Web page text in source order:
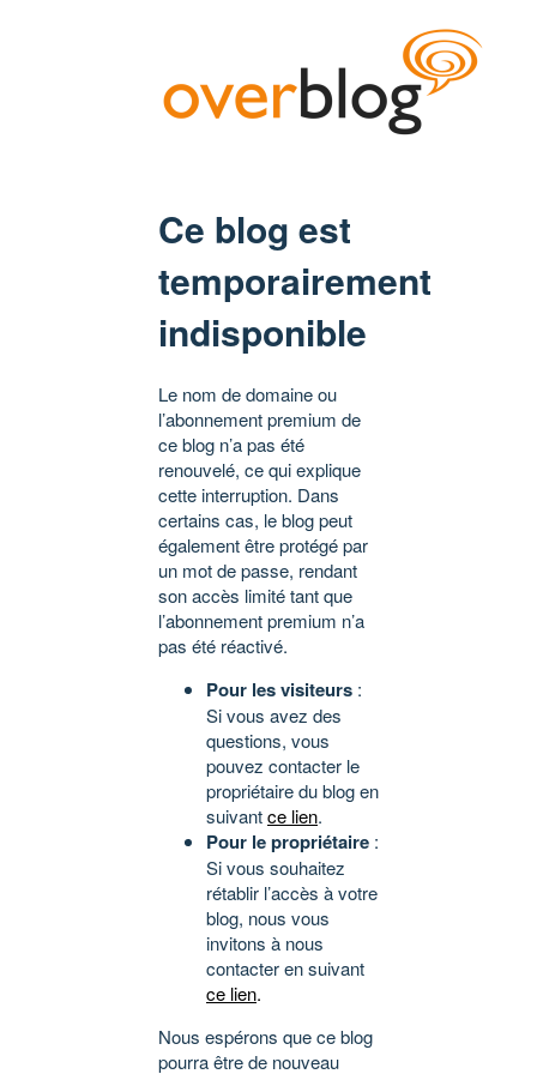
Ce blog est
temporairement
indisponible
Le nom de domaine ou
l’abonnement premium de
ce blog n’a pas été
renouvelé, ce qui explique
cette interruption. Dans
certains cas, le blog peut
également être protégé par
un mot de passe, rendant
son accès limité tant que
l’abonnement premium n’a
pas été réactivé.
Pour les visiteurs :
Si vous avez des
questions, vous
pouvez contacter le
propriétaire du blog en
suivantce lien.
Pour le propriétaire :
Si vous souhaitez
rétablir l’accès à votre
blog, nous vous
invitons à nous
contacter en suivant
ce lien.
Nous espérons que ce blog
pourra être de nouveau